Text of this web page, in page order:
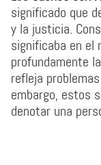
significado que
y la justicia.
significaba en el
profundamente
refleja
embargo, estos
denotar una